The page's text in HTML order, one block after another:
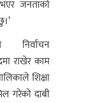
जनताको
राखेर काम
शिक्षा
गरेको दाबी